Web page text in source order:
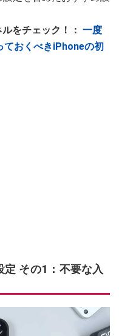
をチェック！： 一度
ておくべきiPhoneの初
その1：不要な入